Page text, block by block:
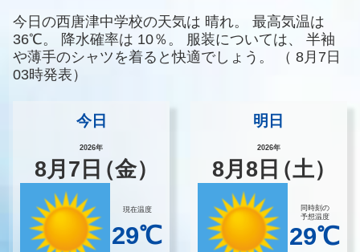
今日の西唐津中学校の天気は 晴れ。
最高気温は
36℃。
降水確率は 10％。 服装については、
半袖
や薄手のシャツを着ると快適でしょう。
（ 8月7日
03時発表）
今日
2026年
8月 7 日（金）
現在温度
29℃
明日
2026年
8月8 日（土）
同時刻の
予想温度
29℃